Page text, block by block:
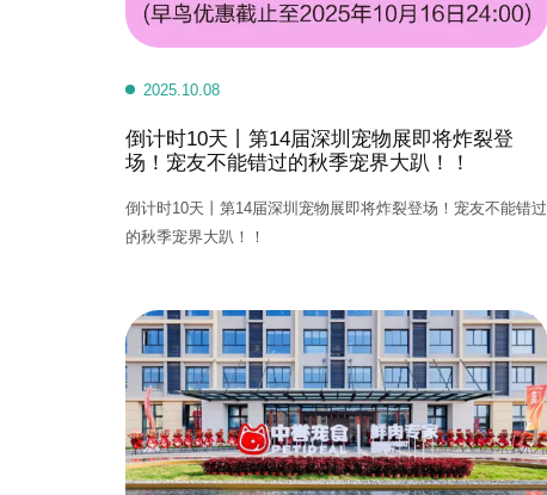
2025.10.08
倒计时10天丨第14届深圳宠物展即将炸裂登
场！宠友不能错过的秋季宠界大趴！！
倒计时10天丨第14届深圳宠物展即将炸裂登场！宠友不能错过
的秋季宠界大趴！！